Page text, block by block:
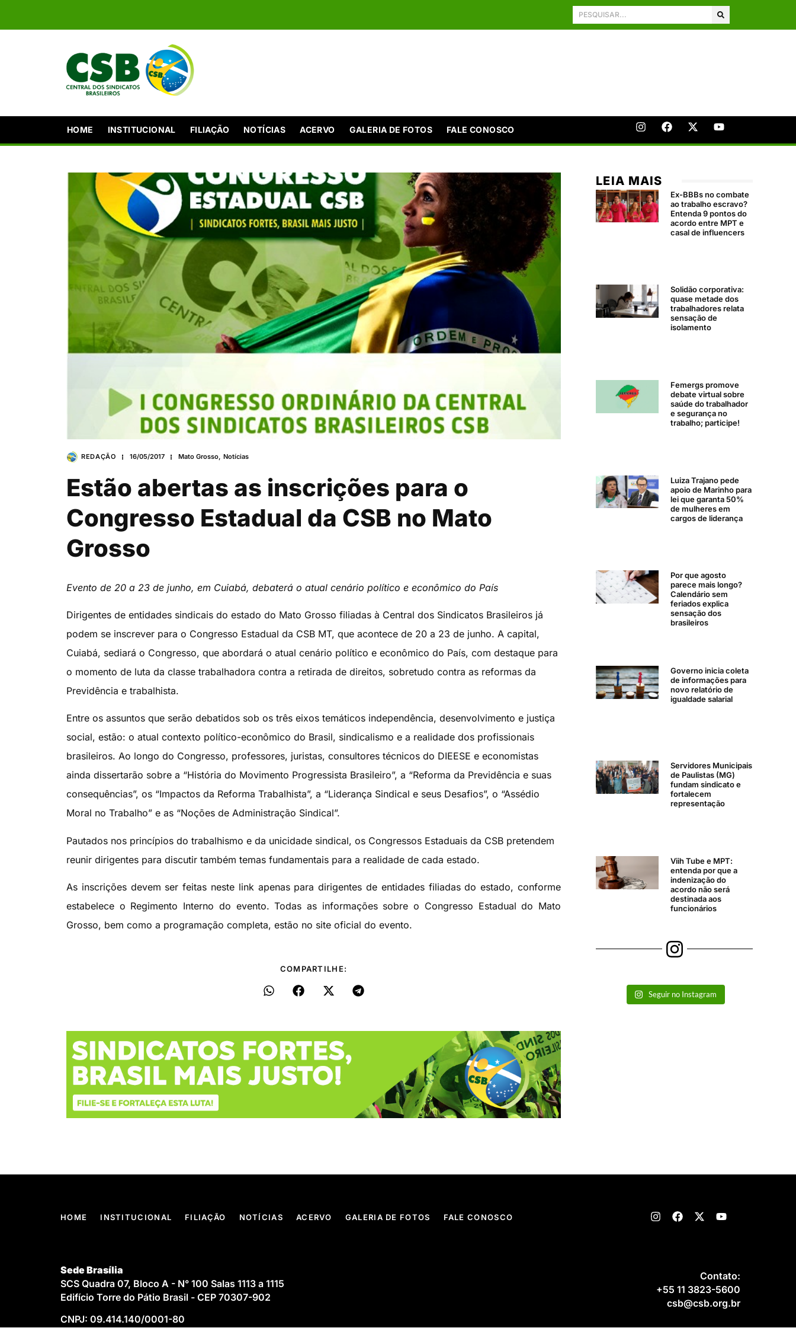
HOME INSTITUCIONAL FILIAÇÃO NOTÍCIAS ACERVO GALERIA DE FOTOS FALE CONOSCO
REDAÇÃO 16/05/2017 Mato Grosso, Notícias
Estão abertas as inscrições para o
Congresso Estadual da CSB no Mato
Grosso
Evento de 20 a 23 de junho, em Cuiabá, debaterá o atual cenário político e econômico do País
Dirigentes de entidades sindicais do estado do Mato Grosso filiadas à Central dos Sindicatos Brasileiros já
podem se inscrever para o Congresso Estadual da CSB MT, que acontece de 20 a 23 de junho. A capital,
Cuiabá, sediará o Congresso, que abordará o atual cenário político e econômico do País, com destaque para
o momento de luta da classe trabalhadora contra a retirada de direitos, sobretudo contra as reformas da
Previdência e trabalhista.
Entre os assuntos que serão debatidos sob os três eixos temáticos independência, desenvolvimento e justiça
social, estão: o atual contexto político-econômico do Brasil, sindicalismo e a realidade dos profissionais
brasileiros. Ao longo do Congresso, professores, juristas, consultores técnicos do DIEESE e economistas
ainda dissertarão sobre a “História do Movimento Progressista Brasileiro”, a “Reforma da Previdência e suas
consequências”, os “Impactos da Reforma Trabalhista”, a “Liderança Sindical e seus Desafios”, o “Assédio
Moral no Trabalho” e as “Noções de Administração Sindical”.
Pautados nos princípios do trabalhismo e da unicidade sindical, os Congressos Estaduais da CSB pretendem
reunir dirigentes para discutir também temas fundamentais para a realidade de cada estado.
As inscrições devem ser feitas neste link apenas para dirigentes de entidades filiadas do estado, conforme
estabelece o Regimento Interno do evento. Todas as informações sobre o Congresso Estadual do Mato
Grosso, bem como a programação completa, estão no site oficial do evento.
COMPARTILHE:
LEIA MAIS
Ex-BBBs no combate
ao trabalho escravo?
Entenda 9 pontos do
acordo entre MPT e
casal de influencers
Solidão corporativa:
quase metade dos
trabalhadores relata
sensação de
isolamento
Femergs promove
debate virtual sobre
saúde do trabalhador
e segurança no
trabalho; participe!
Luiza Trajano pede
apoio de Marinho para
lei que garanta 50%
de mulheres em
cargos de liderança
Por que agosto
parece mais longo?
Calendário sem
feriados explica
sensação dos
brasileiros
Governo inicia coleta
de informações para
novo relatório de
igualdade salarial
Servidores Municipais
de Paulistas (MG)
fundam sindicato e
fortalecem
representação
Viih Tube e MPT:
entenda por que a
indenização do
acordo não será
destinada aos
funcionários
Seguir no Instagram
HOME INSTITUCIONAL FILIAÇÃO NOTÍCIAS ACERVO GALERIA DE FOTOS FALE CONOSCO
Sede Brasília
SCS Quadra 07, Bloco A - N° 100 Salas 1113 a 1115
Edifício Torre do Pátio Brasil - CEP 70307-902
CNPJ: 09.414.140/0001-80
Contato:
+55 11 3823-5600
csb@csb.org.br